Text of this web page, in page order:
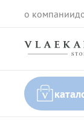
о компании